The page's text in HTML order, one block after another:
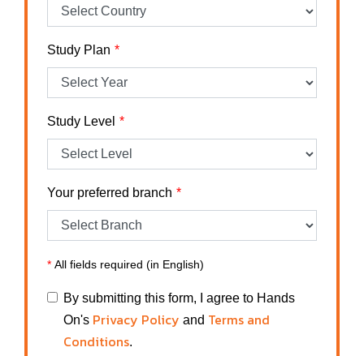
Study Plan
Study Level
Your preferred branch
* All fields required (in English)
By submitting this form, I agree to Hands
On's Privacy Policy and Terms and
Conditions.